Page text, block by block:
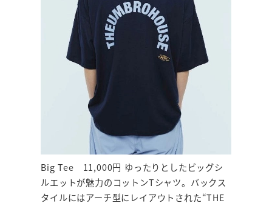
Big Tee 11,000円 ゆったりとしたビッグシ
ルエットが魅力のコットンTシャツ。バックス
タイルにはアーチ型にレイアウトされた“THE